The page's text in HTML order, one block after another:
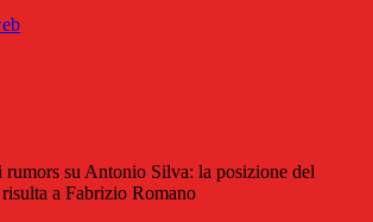
su Antonio Silva: la posizione del
a Fabrizio Romano